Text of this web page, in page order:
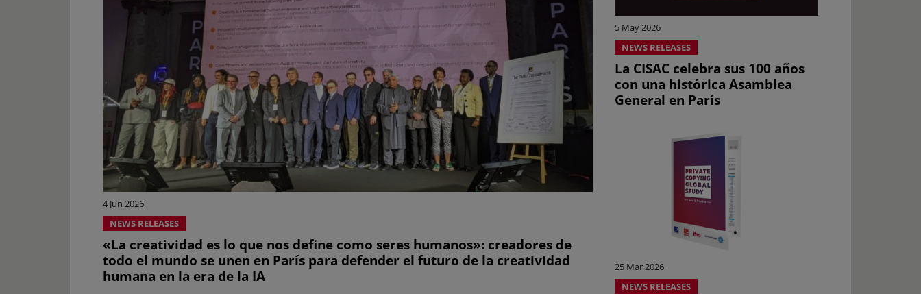
4 Jun 2026
NEWS RELEASES
«La creatividad es lo que nos define como seres humanos»: creadores de
todo el mundo se unen en París para defender el futuro de la creatividad
humana en la era de la IA
5 May 2026
NEWS RELEASES
La CISAC celebra sus 100 años
con una histórica Asamblea
General en París
25 Mar 2026
NEWS RELEASES